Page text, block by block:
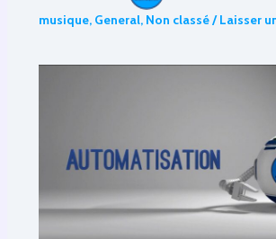
musique, General, Non classé/Laisser